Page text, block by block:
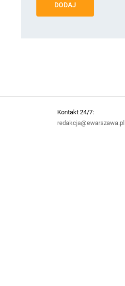
DODAJ
Kontakt 24/7:
redakcja@ewarszawa.pl